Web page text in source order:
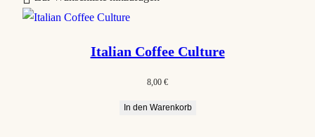
Italian Coffee Culture
8,00 €
In den Warenkorb